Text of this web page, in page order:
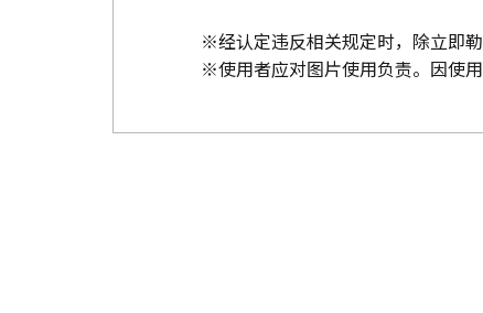
※经认定违反相关规定时，除立即
※使用者应对图片使用负责。因使